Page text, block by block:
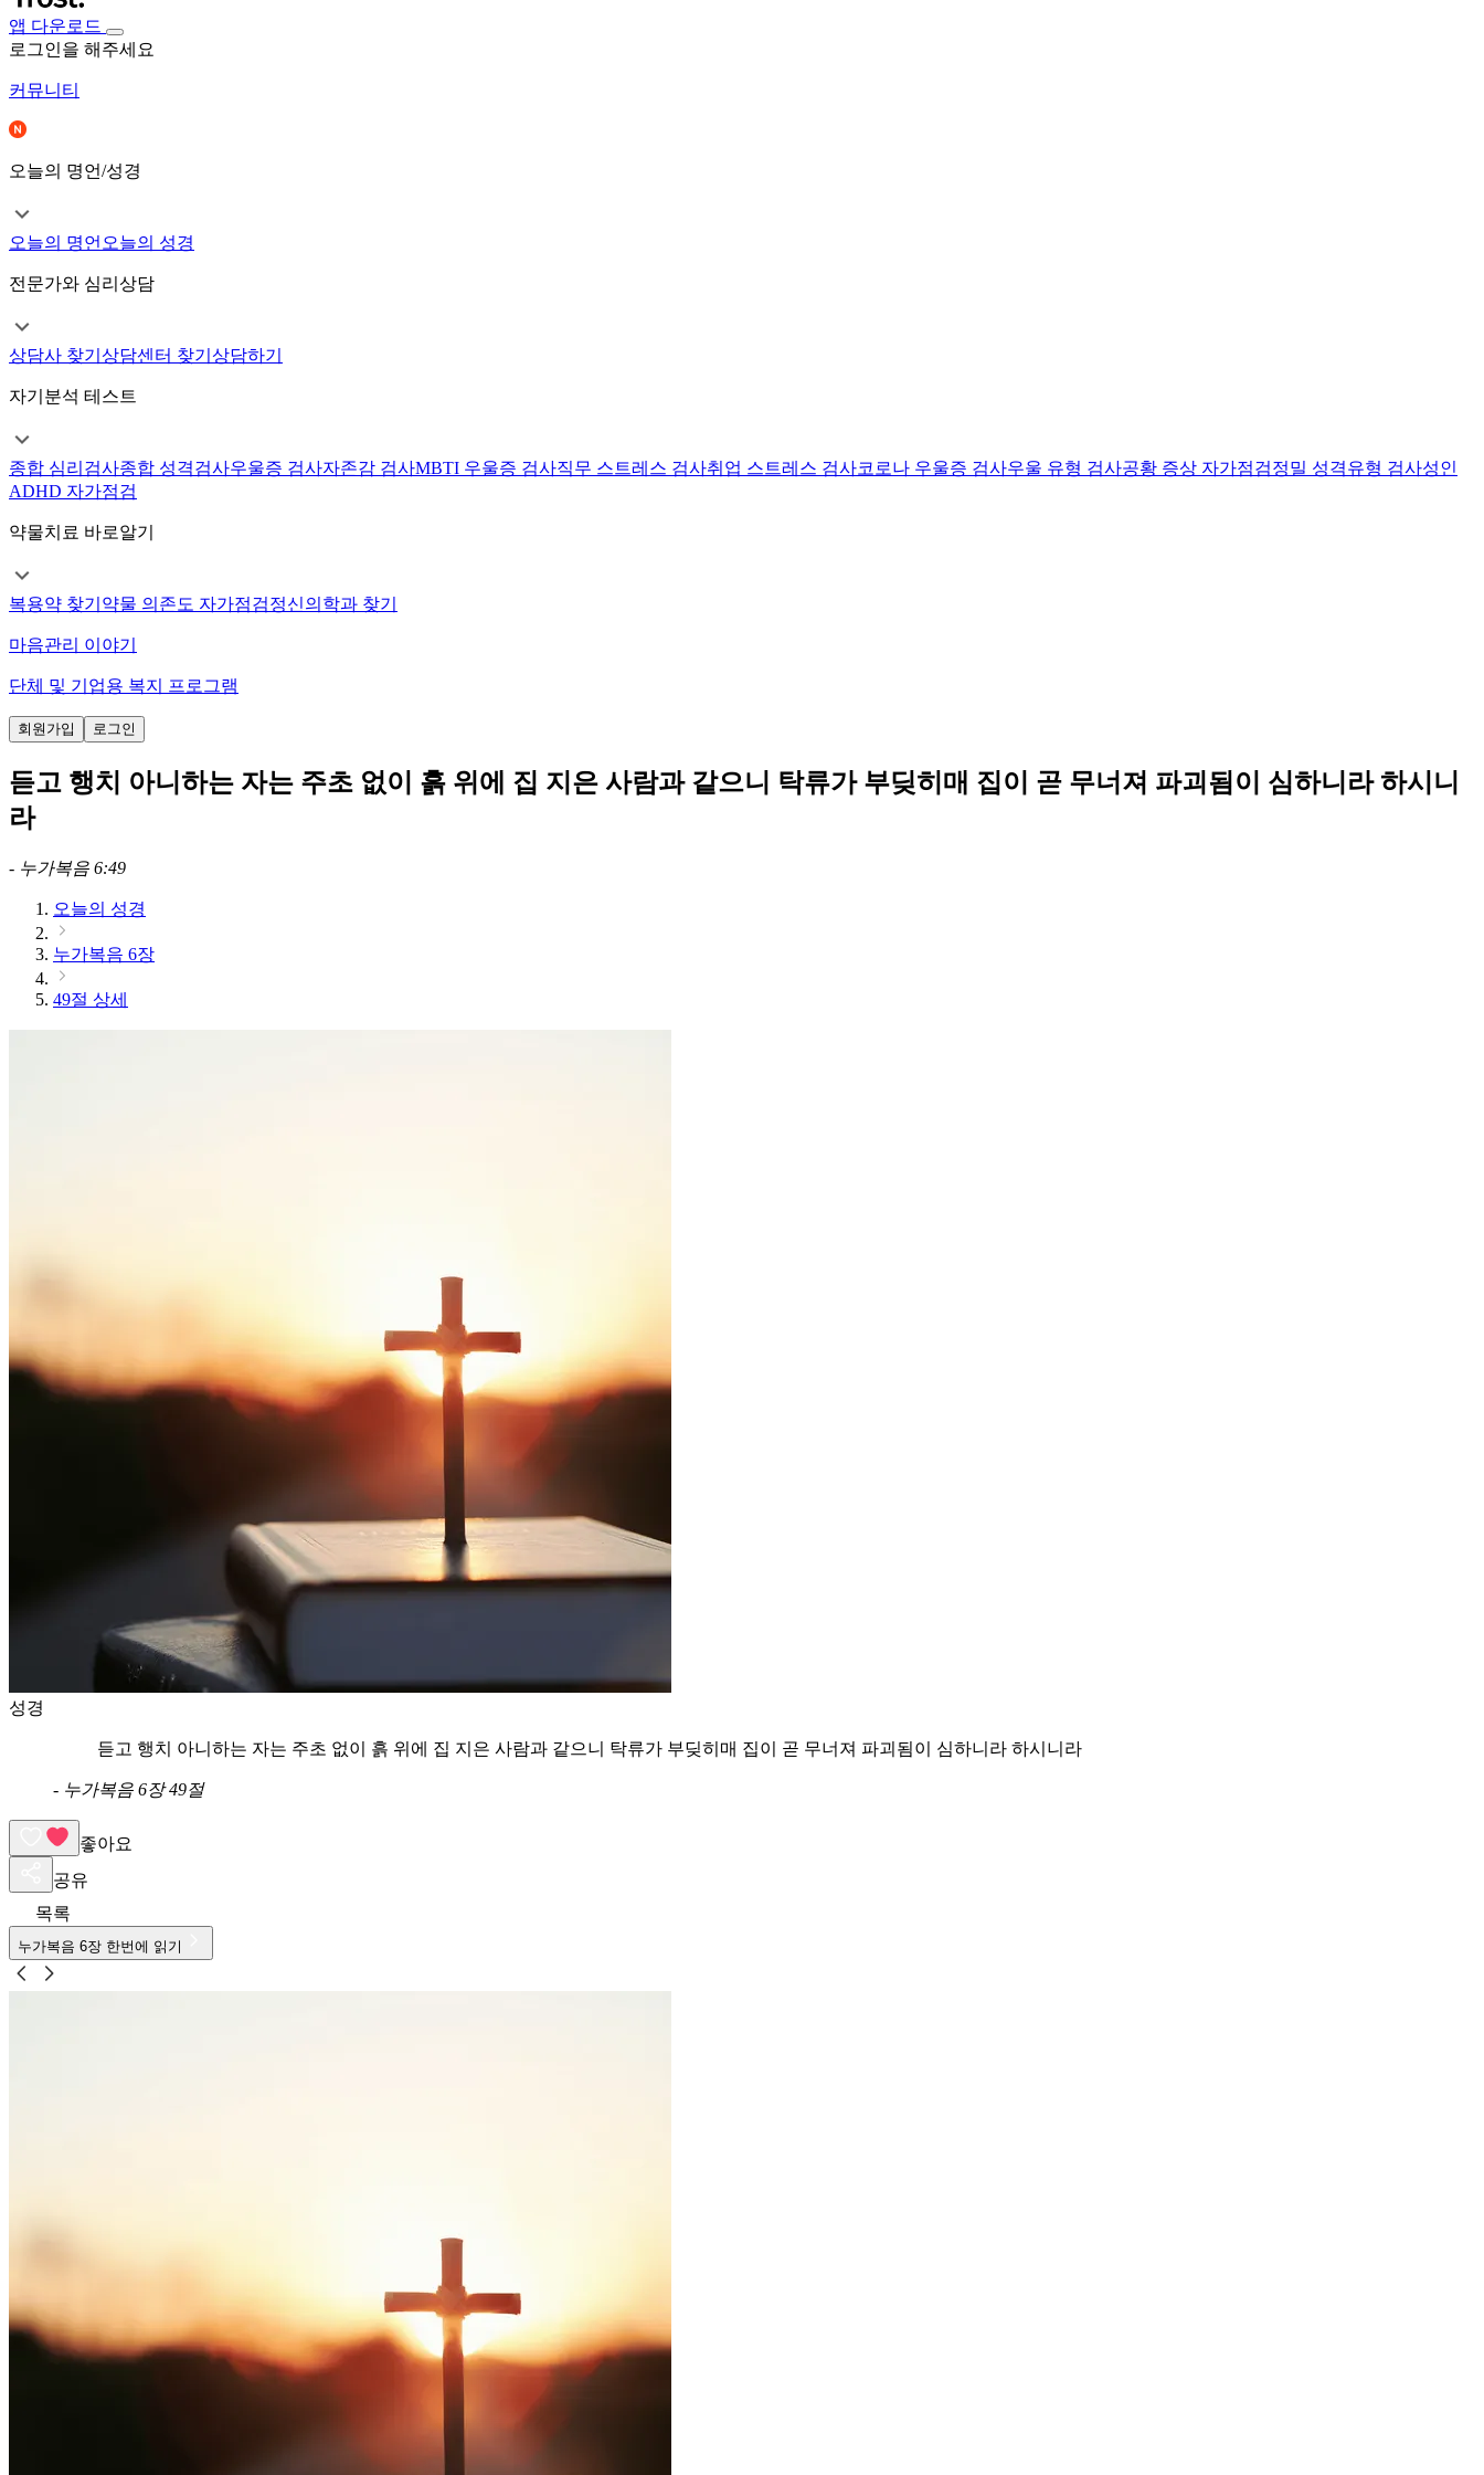
앱 다운로드
로그인을 해주세요
커뮤니티
오늘의 명언/성경
오늘의 명언 오늘의 성경
전문가와 심리상담
상담사 찾기 상담센터 찾기 상담하기
자기분석 테스트
종합 심리검사종합 성격검사우울증 검사자존감 검사MBTI 우울증 검사직무 스트레스 검사취업 스트레스 검사코로나 우울증 검사우울 유형 검사공황 증상 자가점검정밀 성격유형 검사성인
ADHD 자가점검
약물치료 바로알기
복용약 찾기 약물 의존도 자가점검정신의학과 찾기
마음관리 이야기
단체 및 기업용 복지 프로그램
회원가입 로그인
듣고 행치 아니하는 자는 주초 없이 흙 위에 집 지은 사람과 같으니 탁류가 부딪히매 집이 곧 무너져 파괴됨이 심하니라 하시니
라
- 누가복음 6:49
오늘의 성경
누가복음 6장
49절 상세
성경
듣고 행치 아니하는 자는 주초 없이 흙 위에 집 지은 사람과 같으니 탁류가 부딪히매 집이 곧 무너져 파괴됨이 심하니라 하시니라
- 누가복음 6장 49절
좋아요
공유
목록
누가복음 6장 한번에 읽기